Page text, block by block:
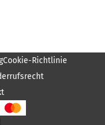
Cookie-Richtlinie